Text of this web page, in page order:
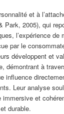
et à
Park, 2005), qui
l’expérience de
par le
développent et
démontrant à
influence
Leur analyse
immersive et
durable.